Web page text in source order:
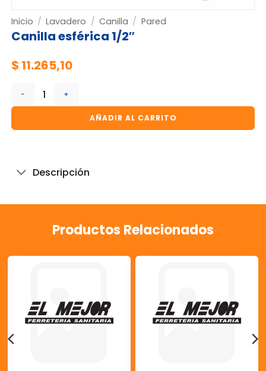
Inicio / Lavadero / Canilla / Pared
Canilla esférica 1/2″
$ 11.265,10
Canilla esférica 1/2" cantidad
AÑADIR AL CARRITO
Descripción
Productos Relacionados